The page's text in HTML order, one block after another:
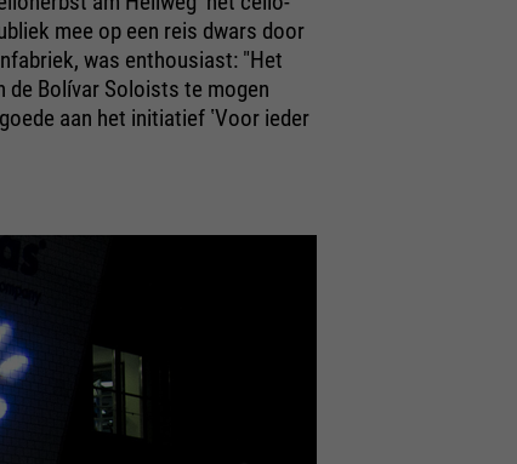
mee op een reis dwars door
was enthousiast: "Het
de Bolívar Soloists te mogen
aan het initiatief ʽVoor ieder